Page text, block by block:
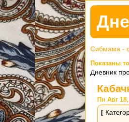
Сибмама -
Показаны
Дневник
Пн Авг
[